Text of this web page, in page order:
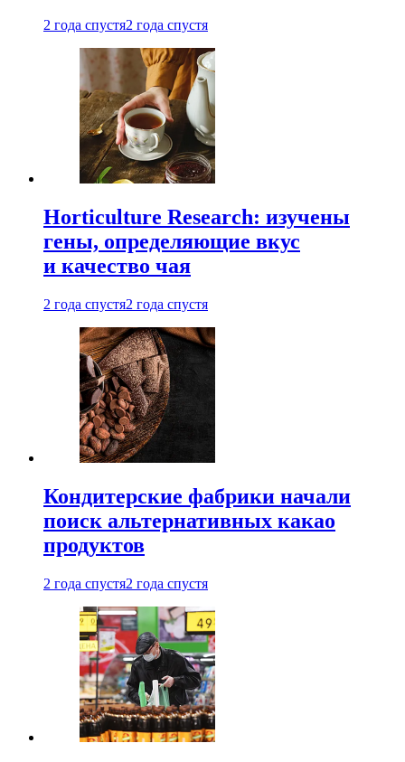
2 года спустя2 года спустя
Horticulture Research: изучены
гены, определяющие вкус
и качество чая
2 года спустя2 года спустя
Кондитерские фабрики начали
поиск альтернативных какао
продуктов
2 года спустя2 года спустя